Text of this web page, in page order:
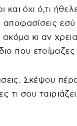
και όχι ό,τι
εσύ
ακόμα κι αν
που ετοίμαζες
Σκέψου
τι σου